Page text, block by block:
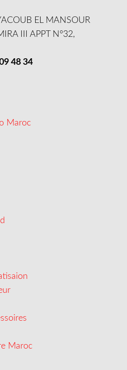
EL MANSOUR
III APPT N°32,
48 34
Maroc
Maroc